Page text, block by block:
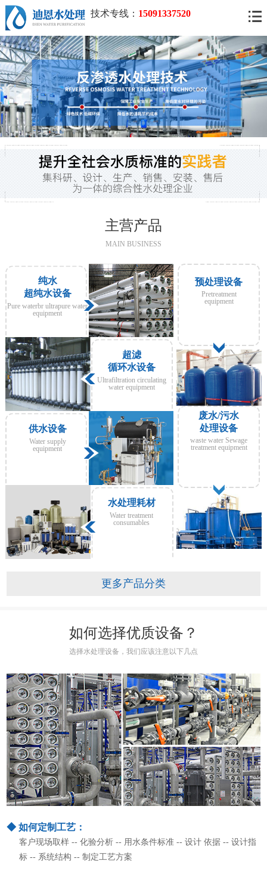
技术专线： 15091337520
主营产品
MAIN BUSINESS
纯水
超纯水设备
Pure waterbr ultrapure water
equipment
超滤
循环水设备
Ultrafiltration circulating
water equipment
供水设备
Water supply
equipment
水处理耗材
Water treatment
consumables
预处理设备
Pretreatment
equipment
废水/污水
处理设备
waste water Sewage
treatment equipment
更多产品分类
如何选择优质设备？
选择水处理设备，我们应该注意以下几点
◆ 如何定制工艺：
客户现场取样 -- 化验分析 -- 用水条件标准 -- 设计 依据 -- 设计指
标 -- 系统结构 -- 制定工艺方案